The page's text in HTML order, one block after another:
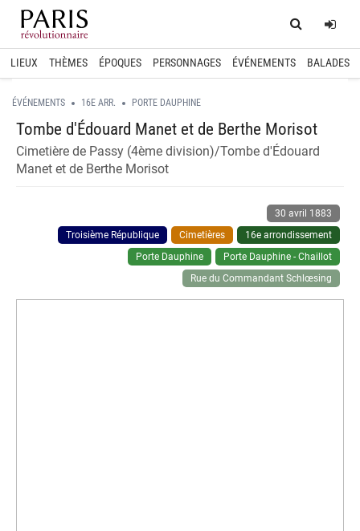
Home
LIEUX THÈMES ÉPOQUES PERSONNAGES ÉVÉNEMENTS BALADES
ÉVÉNEMENTS 16E ARR. PORTE DAUPHINE
Tombe d'Édouard Manet et de Berthe Morisot
Cimetière de Passy (4ème division)/Tombe d'Édouard
Manet et de Berthe Morisot
30 avril 1883
Troisième République
Cimetières
16e arrondissement
Porte Dauphine
Porte Dauphine - Chaillot
Rue du Commandant Schlœsing